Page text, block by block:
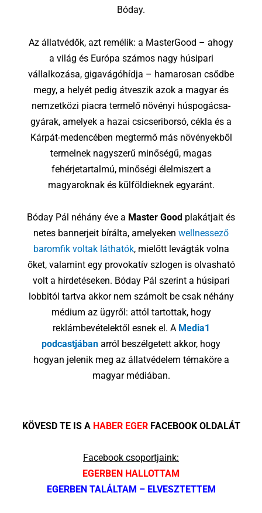
Bóday.
Az állatvédők, azt remélik: a MasterGood – ahogy
a világ és Európa számos nagy húsipari
vállalkozása, gigavágóhídja – hamarosan csődbe
megy, a helyét pedig átveszik azok a magyar és
nemzetközi piacra termelő növényi húspogácsa-
gyárak, amelyek a hazai csicseriborsó, cékla és a
Kárpát-medencében megtermő más növényekből
termelnek nagyszerű minőségű, magas
fehérjetartalmú, minőségi élelmiszert a
magyaroknak és külföldieknek egyaránt.
Bóday Pál néhány éve a Master Good plakátjait és
netes bannerjeit bírálta, amelyeken wellnessező
baromfik voltak láthatók, mielőtt levágták volna
őket, valamint egy provokatív szlogen is olvasható
volt a hirdetéseken. Bóday Pál szerint a húsipari
lobbitól tartva akkor nem számolt be csak néhány
médium az ügyről: attól tartottak, hogy
reklámbevételektől esnek el. A Media1
podcastjában arról beszélgetett akkor, hogy
hogyan jelenik meg az állatvédelem témaköre a
magyar médiában.
KÖVESD TE IS A HABER EGERFACEBOOK OLDALÁT
Facebook csoportjaink:
EGERBEN HALLOTTAM
EGERBEN TALÁLTAM – ELVESZTETTEM